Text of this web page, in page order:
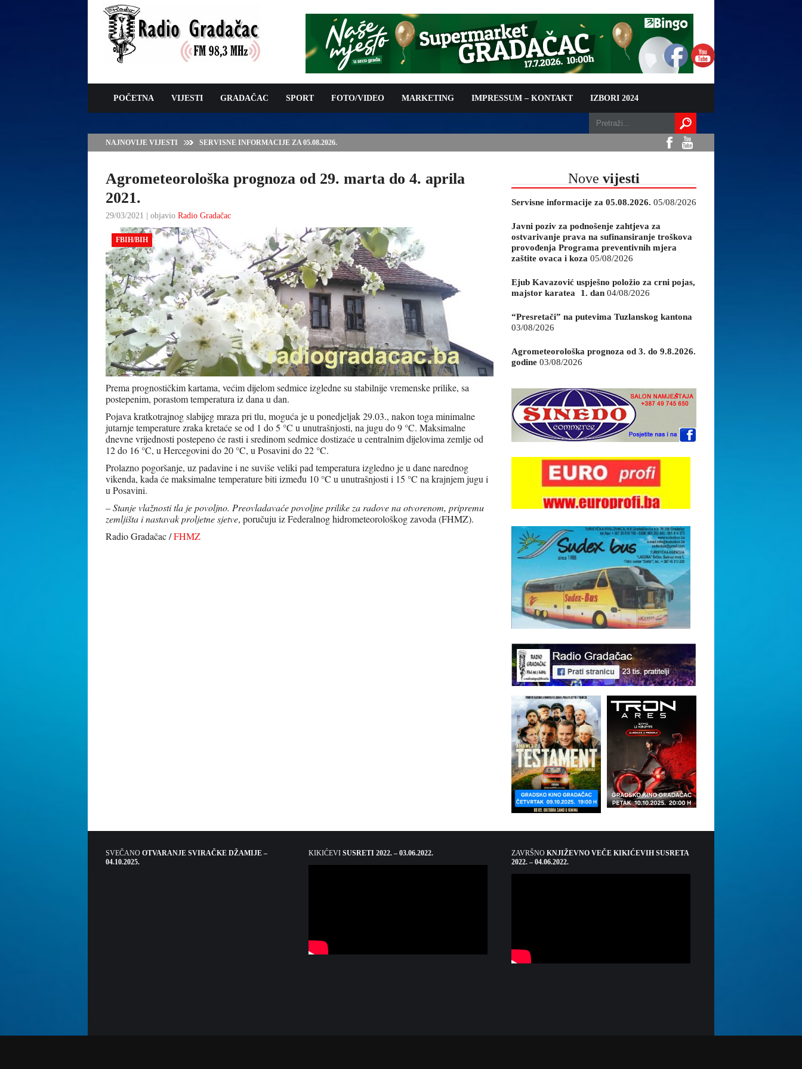
POČETNA VIJESTI GRADAČAC SPORT FOTO/VIDEO MARKETING IMPRESSUM – KONTAKT IZBORI 2024
NAJNOVIJE VIJESTI
JAVNI POZIV ZA PODNOŠENJE ZAHTJEVA ZA OSTVARIVANJE PRAVA NA
SUFINANSIRANJE TROŠKOVA PROVOĐENJA PROGRAMA PREVENTIVNIH MJERA
Agrometeorološka prognoza od 29. marta do 4. aprila
2021.
29/03/2021 | objavio Radio Gradačac
FBIH/BIH
Prema prognostičkim kartama, većim dijelom sedmice izgledne su stabilnije vremenske prilike, sa
postepenim, porastom temperatura iz dana u dan.
Pojava kratkotrajnog slabijeg mraza pri tlu, moguća je u ponedjeljak 29.03., nakon toga minimalne
jutarnje temperature zraka kretaće se od 1 do 5 °C u unutrašnjosti, na jugu do 9 °C. Maksimalne
dnevne vrijednosti postepeno će rasti i sredinom sedmice dostizaće u centralnim dijelovima zemlje od
12 do 16 °C, u Hercegovini do 20 °C, u Posavini do 22 °C.
Prolazno pogoršanje, uz padavine i ne suviše veliki pad temperatura izgledno je u dane narednog
vikenda, kada će maksimalne temperature biti između 10 °C u unutrašnjosti i 15 °C na krajnjem jugu i
u Posavini.
–Stanje vlažnosti tla je povoljno. Preovladavaće povoljne prilike za radove na otvorenom, pripremu
zemljišta i nastavak proljetne sjetve, poručuju iz Federalnog hidrometeorološkog zavoda (FHMZ).
Radio Gradačac /FHMZ
Nove vijesti
Servisne informacije za 05.08.2026. 05/08/2026
Javni poziv za podnošenje zahtjeva za
ostvarivanje prava na sufinansiranje troškova
provođenja Programa preventivnih mjera
zaštite ovaca i koza 05/08/2026
Ejub Kavazović uspješno položio za crni pojas,
majstor karatea 1. dan 04/08/2026
“Presretači” na putevima Tuzlanskog kantona
03/08/2026
Agrometeorološka prognoza od 3. do 9.8.2026.
godine 03/08/2026
SVEČANO OTVARANJE SVIRAČKE DŽAMIJE –
04.10.2025.
KIKIĆEVI SUSRETI 2022. – 03.06.2022. ZAVRŠNO KNJIŽEVNO VEČE KIKIĆEVIH SUSRETA
2022. – 04.06.2022.